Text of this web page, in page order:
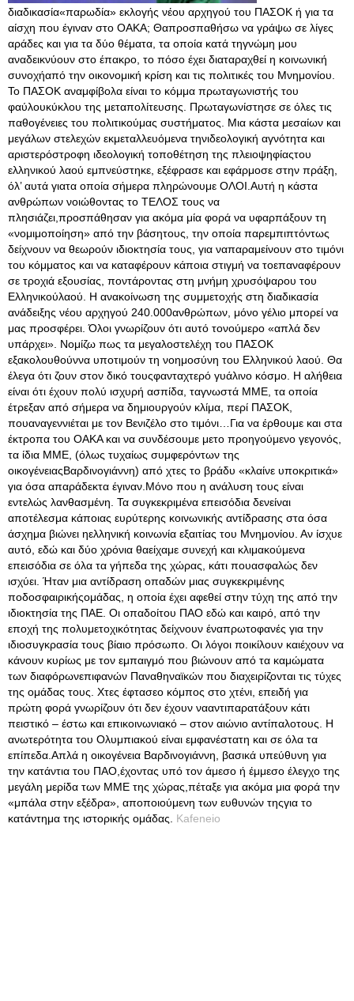
διαδικασία«παρωδία» εκλογής νέου αρχηγού του ΠΑΣΟΚ ή για τα
αίσχη που έγιναν στο ΟΑΚΑ; Θαπροσπαθήσω να γράψω σε λίγες
αράδες και για τα δύο θέματα, τα οποία κατά τηγνώμη μου
αναδεικνύουν στο έπακρο, το πόσο έχει διαταραχθεί η κοινωνική
συνοχήαπό την οικονομική κρίση και τις πολιτικές του Μνημονίου.
Το ΠΑΣΟΚ αναμφίβολα είναι το κόμμα πρωταγωνιστής του
φαύλουκύκλου της μεταπολίτευσης. Πρωταγωνίστησε σε όλες τις
παθογένειες του πολιτικούμας συστήματος. Μια κάστα μεσαίων και
μεγάλων στελεχών εκμεταλλευόμενα τηνιδεολογική αγνότητα και
αριστερόστροφη ιδεολογική τοποθέτηση της πλειοψηφίαςτου
ελληνικού λαού εμπνεύστηκε, εξέφρασε και εφάρμοσε στην πράξη,
όλ’ αυτά γιατα οποία σήμερα πληρώνουμε ΟΛΟΙ.Αυτή η κάστα
ανθρώπων νοιώθοντας το ΤΕΛΟΣ τους να
πλησιάζει,προσπάθησαν για ακόμα μία φορά να υφαρπάξουν τη
«νομιμοποίηση» από την βάσητους, την οποία παρεμπιπτόντως
δείχνουν να θεωρούν ιδιοκτησία τους, για ναπαραμείνουν στο τιμόνι
του κόμματος και να καταφέρουν κάποια στιγμή να τοεπαναφέρουν
σε τροχιά εξουσίας, ποντάροντας στη μνήμη χρυσόψαρου του
Ελληνικούλαού . Η ανακοίνωση της συμμετοχής στη διαδικασία
ανάδειξης νέου αρχηγού 240.000ανθρώπων, μόνο γέλιο μπορεί να
μας προσφέρει. Όλοι γνωρίζουν ότι αυτό τονούμερο «απλά δεν
υπάρχει». Νομίζω πως τα μεγαλοστελέχη του ΠΑΣΟΚ
εξακολουθούννα υποτιμούν τη νοημοσύνη του Ελληνικού λαού. Θα
έλεγα ότι ζουν στον δικό τουςφανταχτερό γυάλινο κόσμο. Η αλήθεια
είναι ότι έχουν πολύ ισχυρή ασπίδα, ταγνωστά ΜΜΕ, τα οποία
έτρεξαν από σήμερα να δημιουργούν κλίμα, περί ΠΑΣΟΚ,
πουαναγεννιέται με τον Βενιζέλο στο τιμόνι…Για να έρθουμε και στα
έκτροπα του ΟΑΚΑ και να συνδέσουμε μετο προηγούμενο γεγονός,
τα ίδια ΜΜΕ, (όλως τυχαίως συμφερόντων της
οικογένειαςΒαρδινογιάννη) από χτες το βράδυ «κλαίνε υποκριτικά»
για όσα απαράδεκτα έγιναν.Μόνο που η ανάλυση τους είναι
εντελώς λανθασμένη. Τα συγκεκριμένα επεισόδια δενείναι
αποτέλεσμα κάποιας ευρύτερης κοινωνικής αντίδρασης στα όσα
άσχημα βιώνει ηελληνική κοινωνία εξαιτίας του Μνημονίου. Αν ίσχυε
αυτό, εδώ και δύο χρόνια θαείχαμε συνεχή και κλιμακούμενα
επεισόδια σε όλα τα γήπεδα της χώρας, κάτι πουασφαλώς δεν
ισχύει. Ήταν μια αντίδραση οπαδών μιας συγκεκριμένης
ποδοσφαιρικήςομάδας, η οποία έχει αφεθεί στην τύχη της από την
ιδιοκτησία της ΠΑΕ. Οι οπαδοίτου ΠΑΟ εδώ και καιρό, από την
εποχή της πολυμετοχικότητας δείχνουν έναπρωτοφανές για την
ιδιοσυγκρασία τους βίαιο πρόσωπο. Οι λόγοι ποικίλουν καιέχουν να
κάνουν κυρίως με τον εμπαιγμό που βιώνουν από τα καμώματα
των διαφόρωνεπιφανών Παναθηναϊκών που διαχειρίζονται τις τύχες
της ομάδας τους. Χτες έφτασεο κόμπος στο χτένι, επειδή για
πρώτη φορά γνωρίζουν ότι δεν έχουν νααντιπαρατάξουν κάτι
πειστικό – έστω και επικοινωνιακό – στον αιώνιο αντίπαλοτους. Η
ανωτερότητα του Ολυμπιακού είναι εμφανέστατη και σε όλα τα
επίπεδα.Απλά η οικογένεια Βαρδινογιάννη, βασικά υπεύθυνη για
την κατάντια του ΠΑΟ,έχοντας υπό τον άμεσο ή έμμεσο έλεγχο της
μεγάλη μερίδα των ΜΜΕ της χώρας,πέταξε για ακόμα μια φορά την
«μπάλα στην εξέδρα», αποποιούμενη των ευθυνών τηςγια το
κατάντημα της ιστορικής ομάδας. Kafeneio